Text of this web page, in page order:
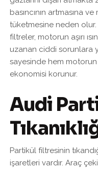
basıncının artmasına
tüketmesine neden
filtreler, motorun aşırı
uzanan ciddi sorunlara
sayesinde hem
ekonomisi korunur.
Audi
Partikül filtresinin
işaretleri vardır. Araç